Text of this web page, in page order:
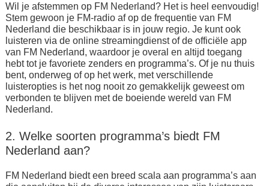
Wil je afstemmen op FM Nederland? Het is heel eenvoudig!
Stem gewoon je FM-radio af op de frequentie van FM
Nederland die beschikbaar is in jouw regio. Je kunt ook
luisteren via de online streamingdienst of de officiële app
van FM Nederland, waardoor je overal en altijd toegang
hebt tot je favoriete zenders en programma’s. Of je nu thuis
bent, onderweg of op het werk, met verschillende
luisteropties is het nog nooit zo gemakkelijk geweest om
verbonden te blijven met de boeiende wereld van FM
Nederland.
2. Welke soorten programma’s biedt FM
Nederland aan?
FM Nederland biedt een breed scala aan programma’s aan